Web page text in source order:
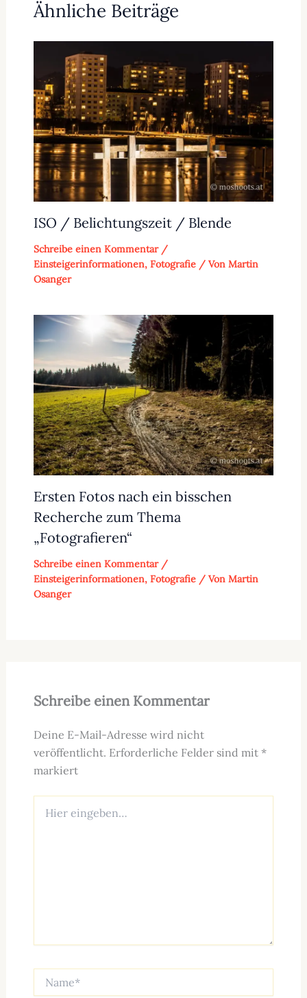
Ähnliche Beiträge
ISO / Belichtungszeit / Blende
Schreibe einen Kommentar /
Einsteigerinformationen, Fotografie/ Von Martin
Osanger
Ersten Fotos nach ein bisschen
Recherche zum Thema
„Fotografieren“
Schreibe einen Kommentar /
Einsteigerinformationen, Fotografie/ Von Martin
Osanger
Schreibe einen Kommentar
Deine E-Mail-Adresse wird nicht
veröffentlicht. Erforderliche Felder sind mit *
markiert
eingeben…